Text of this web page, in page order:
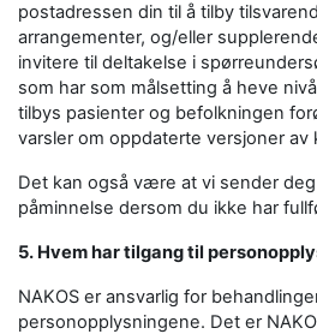
postadressen din til å tilby
arrangementer, og/eller
invitere til deltakelse i
som har som målsetting å heve
tilbys pasienter og befolkningen
varsler om oppdaterte versjoner av
Det kan også være at vi sender
påminnelse dersom du ikke har
5. Hvem har tilgang til
NAKOS er ansvarlig for
personopplysningene. Det er